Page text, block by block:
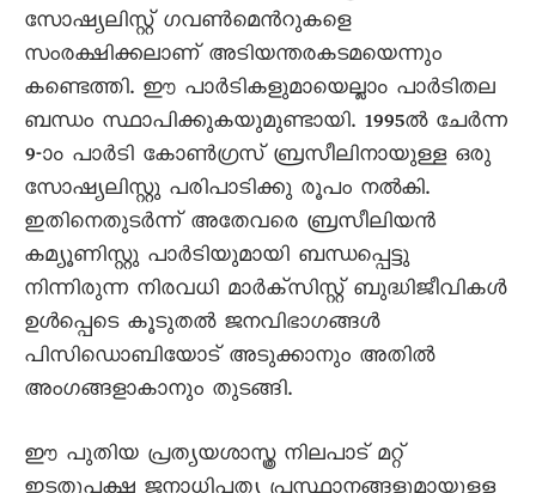
സോഷ്യലിസ്റ്റ് ഗവണ്‍മെന്‍റുകളെ
സംരക്ഷിക്കലാണ് അടിയന്തരകടമയെന്നും
കണ്ടെത്തി. ഈ പാര്‍ടികളുമായെല്ലാം പാര്‍ടിതല
ബന്ധം സ്ഥാപിക്കുകയുമുണ്ടായി. 1995ല്‍ ചേര്‍ന്ന
9-ാം പാര്‍ടി കോണ്‍ഗ്രസ് ബ്രസീലിനായുള്ള ഒരു
സോഷ്യലിസ്റ്റു പരിപാടിക്കു രൂപം നല്‍കി.
ഇതിനെതുടര്‍ന്ന് അതേവരെ ബ്രസീലിയന്‍
കമ്യൂണിസ്റ്റു പാര്‍ടിയുമായി ബന്ധപ്പെട്ടു
നിന്നിരുന്ന നിരവധി മാര്‍ക്സിസ്റ്റ് ബുദ്ധിജീവികള്‍
ഉള്‍പ്പെടെ കൂടുതല്‍ ജനവിഭാഗങ്ങള്‍
പിസിഡൊബിയോട് അടുക്കാനും അതില്‍
അംഗങ്ങളാകാനും തുടങ്ങി.
ഈ പുതിയ പ്രത്യയശാസ്ത്ര നിലപാട് മറ്റ്